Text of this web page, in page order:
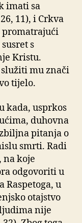
imati sa
11), i Crkva
promatrajući
s
Kristu.
mu znači
tijelo.
kada, usprkos
duhovna
pitanja o
smrti. Radi
na koje
odgovoriti u
Raspetoga, u
otajstvo
nije